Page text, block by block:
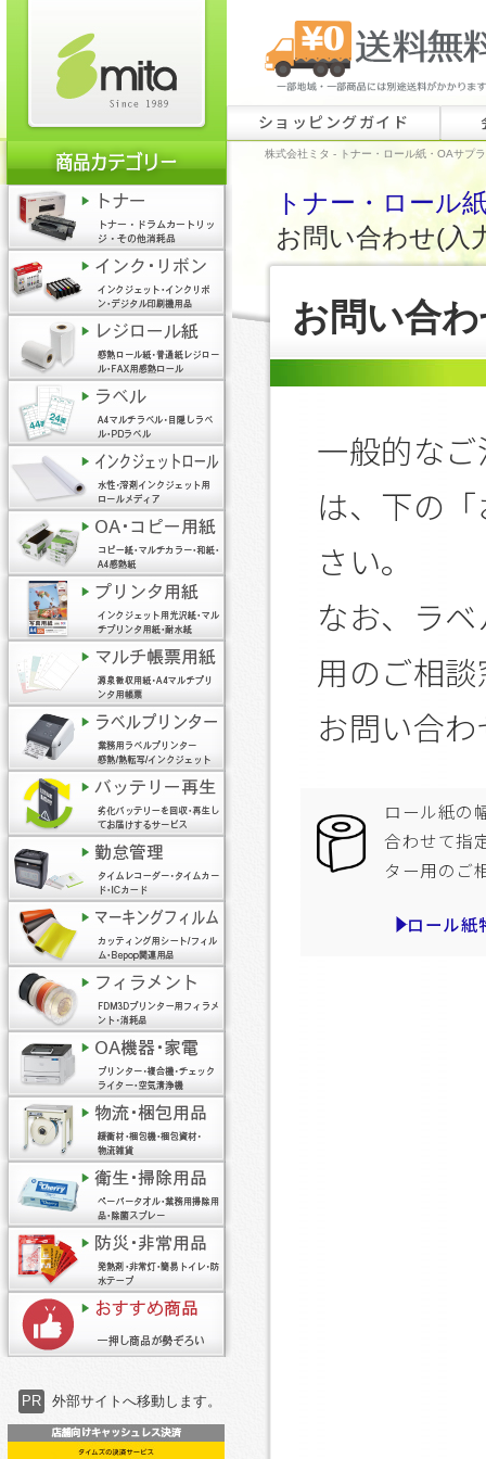
PR 外部サイトへ移動します。
ショッピングガイド
株式会社ミタ - トナー・ロール紙・OAサプ
トナー・ロール
お問い合わせ(入
お問い合
一般的な
は、下の
さい。
なお、ラ
用のご相
お問い合
ロール紙の
合わせて指
ター用のご
ロール紙